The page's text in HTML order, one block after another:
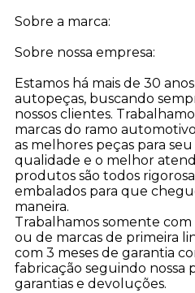
Sobre a marca:
Sobre nossa empresa:
Estamos há mais de 30
autopeças, buscando
nossos clientes.
marcas do ramo
as melhores peças para
qualidade e o melhor
produtos são todos
embalados para que
maneira.
Trabalhamos somente com
ou de marcas de primeira
com 3 meses de garantia
fabricação seguindo nossa
garantias e devoluções.